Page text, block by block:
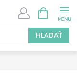
HĽADAŤ
KOŠÍK